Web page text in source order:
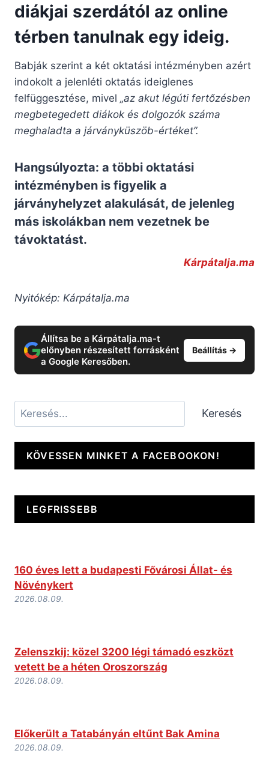
diákjai szerdától az online
térben tanulnak egy ideig.
Babják szerint a két oktatási intézményben azért
indokolt a jelenléti oktatás ideiglenes
felfüggesztése, mivel „az akut légúti fertőzésben
megbetegedett diákok és dolgozók száma
meghaladta a járványküszöb-értéket”.
Hangsúlyozta: a többi oktatási
intézményben is figyelik a
járványhelyzet alakulását, de jelenleg
más iskolákban nem vezetnek be
távoktatást.
Kárpátalja.ma
Nyitókép: Kárpátalja.ma
Állítsa be a Kárpátalja.ma-t
előnyben részesített forrásként
a Google Keresőben.
Beállítás →
Keresés Keresés
KÖVESSEN MINKET A FACEBOOKON!
LEGFRISSEBB
160 éves lett a budapesti Fővárosi Állat- és
Növénykert
2026.08.09.
Zelenszkij: közel 3200 légi támadó eszközt
vetett be a héten Oroszország
2026.08.09.
Előkerült a Tatabányán eltűnt Bak Amina
2026.08.09.